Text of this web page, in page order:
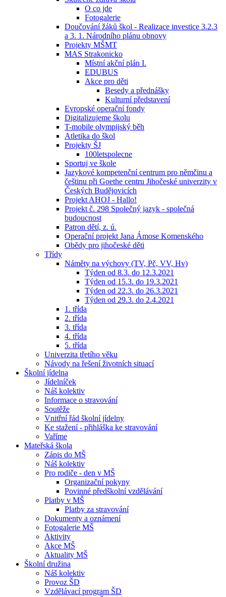
O co jde
Fotogalerie
Doučování žáků škol - Realizace investice 3.2.3
a 3. 1. Národního plánu obnovy
Projekty MŠMT
MAS Strakonicko
Místní akční plán I.
EDUBUS
Akce pro děti
Besedy a přednášky
Kulturní představení
Evropské operační fondy
Digitalizujeme školu
T-mobile olympijský běh
Atletika do škol
Projekty ŠJ
100letspolecne
Sportuj ve škole
Jazykové kompetenční centrum pro němčinu a
češtinu při Goethe centru Jihočeské univerzity v
Českých Budějovicích
Projekt AHOJ - Hallo!
Projekt č. 298 Společný jazyk - společná
budoucnost
Patron dětí, z. ú.
Operační projekt Jana Ámose Komenského
Obědy pro jihočeské děti
Třídy
Náměty na výchovy (TV, Pč, VV, Hv)
Týden od 8.3. do 12.3.2021
Týden od 15.3. do 19.3.2021
Týden od 22.3. do 26.3.2021
Týden od 29.3. do 2.4.2021
1. třída
2. třída
3. třída
4. třída
5. třída
Univerzita třetího věku
Návody na řešení životních situací
Školní jídelna
Jídelníček
Náš kolektiv
Informace o stravování
Soutěže
Vnitřní řád školní jídelny
Ke stažení - přihláška ke stravování
Vaříme
Mateřská škola
Zápis do MŠ
Náš kolektiv
Pro rodiče - den v MŠ
Organizační pokyny
Povinné předškolní vzdělávání
Platby v MŠ
Platby za stravování
Dokumenty a oznámení
Fotogalerie MŠ
Aktivity
Akce MŠ
Aktuality MŠ
Školní družina
Náš kolektiv
Provoz ŠD
Vzdělávací program ŠD